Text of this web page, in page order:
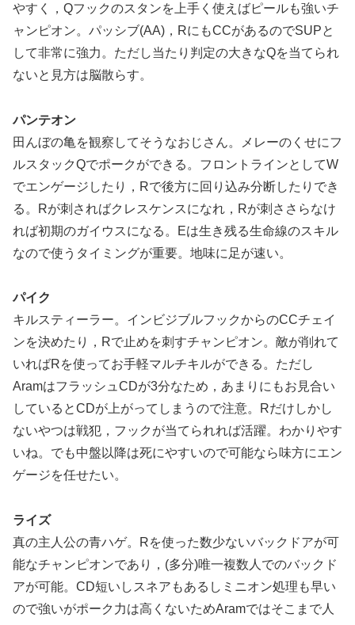
やすく，Qフックのスタンを上手く使えばピールも強いチ
ャンピオン。パッシブ(AA)，RにもCCがあるのでSUPと
して非常に強力。ただし当たり判定の大きなQを当てられ
ないと見方は脳散らす。
パンテオン
田んぼの亀を観察してそうなおじさん。メレーのくせにフ
ルスタックQでポークができる。フロントラインとしてW
でエンゲージしたり，Rで後方に回り込み分断したりでき
る。Rが刺さればクレスケンスになれ，Rが刺ささらなけ
れば初期のガイウスになる。Eは生き残る生命線のスキル
なので使うタイミングが重要。地味に足が速い。
パイク
キルスティーラー。インビジブルフックからのCCチェイ
ンを決めたり，Rで止めを刺すチャンピオン。敵が削れて
いればRを使ってお手軽マルチキルができる。ただし
AramはフラッシュCDが3分なため，あまりにもお見合い
しているとCDが上がってしまうので注意。Rだけしかし
ないやつは戦犯，フックが当てられれば活躍。わかりやす
いね。でも中盤以降は死にやすいので可能なら味方にエン
ゲージを任せたい。
ライズ
真の主人公の青ハゲ。Rを使った数少ないバックドアが可
能なチャンピオンであり，(多分)唯一複数人でのバックド
アが可能。CD短いしスネアもあるしミニオン処理も早い
ので強いがポーク力は高くないためAramではそこまで人